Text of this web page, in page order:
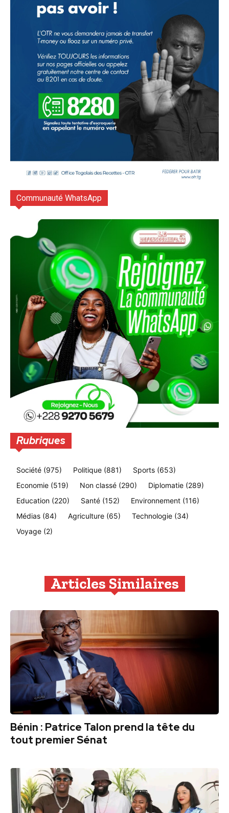
Communauté WhatsApp
Rubriques
Société (975) Politique (881) Sports (653)
Economie (519) Non classé (290) Diplomatie (289)
Education (220) Santé (152) Environnement (116)
Médias (84) Agriculture (65) Technologie (34)
Voyage (2)
Articles Similaires
Bénin : Patrice Talon prend la tête du
tout premier Sénat